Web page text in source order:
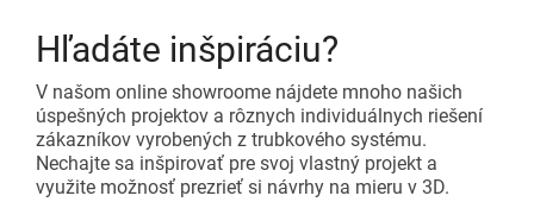
Hľadáte inšpiráciu?
V našom online showroome nájdete mnoho našich
úspešných projektov a rôznych individuálnych riešení
zákazníkov vyrobených z trubkového systému.
Nechajte sa inšpirovať pre svoj vlastný projekt a
využite možnosť prezrieť si návrhy na mieru v 3D.